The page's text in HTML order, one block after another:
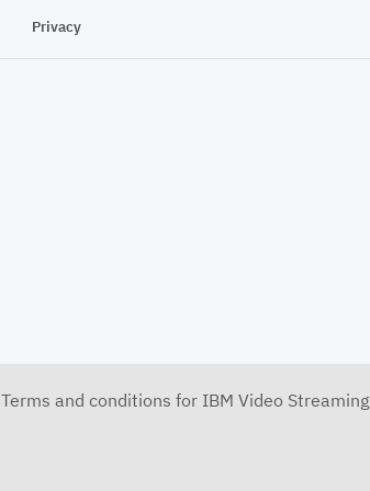
Privacy
Terms and conditions for IBM Video Streaming